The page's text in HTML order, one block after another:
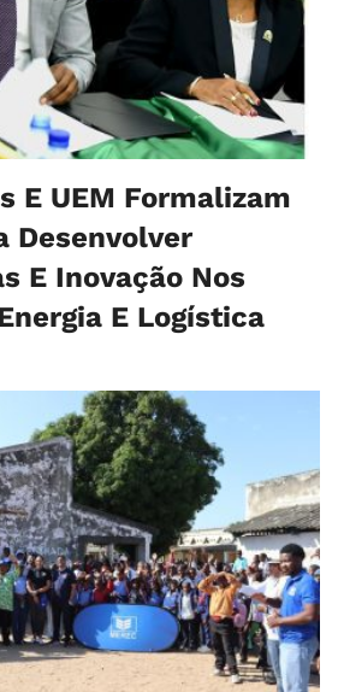
E UEM Formalizam
Desenvolver
E Inovação Nos
E Logística